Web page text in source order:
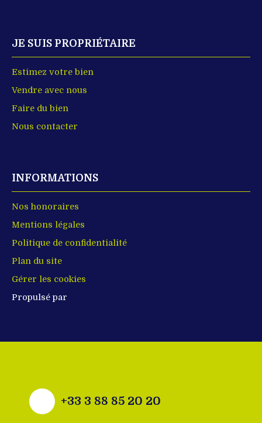
JE SUIS PROPRIÉTAIRE
Estimez votre bien
Vendre avec nous
Faire du bien
Nous contacter
INFORMATIONS
Nos honoraires
Mentions légales
Politique de confidentialité
Plan du site
Gérer les cookies
Propulsé par
+33 3 88 85 20 20